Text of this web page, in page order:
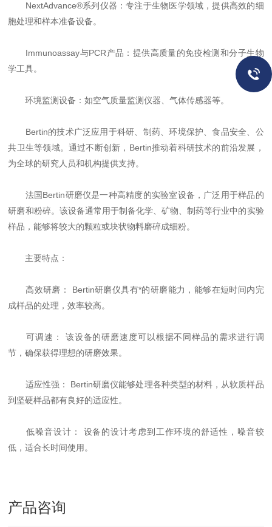
NextAdvance®系列仪器：专注于生物医学领域，提供高效的细
胞处理和样本准备设备。
Immunoassay与PCR产品：提供高质量的免疫检测和分子生物
学工具。
环境监测设备：如空气质量监测仪器、气体传感器等。
Bertin的技术广泛应用于科研、制药、环境保护、食品安全、公
共卫生等领域。通过不断创新，Bertin推动着科研技术的前沿发展，
为全球的研究人员和机构提供支持。
法国Bertin研磨仪是一种高精度的实验室设备，广泛用于样品的
研磨和粉碎。该设备通常用于制备化学、矿物、制药等行业中的实验
样品，能够将较大的颗粒或块状物料磨碎成细粉。
主要特点：
高效研磨： Bertin研磨仪具有*的研磨能力，能够在短时间内完
成样品的处理，效率较高。
可调速： 该设备的研磨速度可以根据不同样品的需求进行调
节，确保获得理想的研磨效果。
适应性强： Bertin研磨仪能够处理各种类型的材料，从软质样品
到坚硬样品都有良好的适应性。
低噪音设计： 设备的设计考虑到工作环境的舒适性，噪音较
低，适合长时间使用。
产品咨询